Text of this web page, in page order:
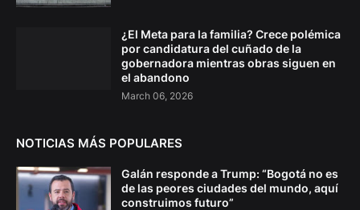
¿El Meta para la familia? Crece polémica
por candidatura del cuñado de la
gobernadora mientras obras siguen en
el abandono
March 06, 2026
NOTICIAS MÁS POPULARES
Galán responde a Trump: “Bogotá no es
de las peores ciudades del mundo, aquí
construimos futuro”